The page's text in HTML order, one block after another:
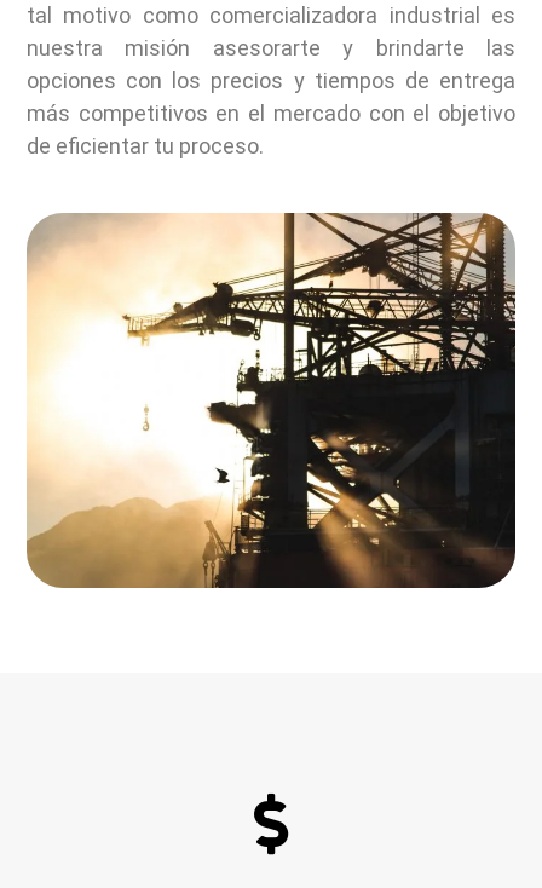
tal motivo como comercializadora industrial es
nuestra misión asesorarte y brindarte las
opciones con los precios y tiempos de entrega
más competitivos en el mercado con el objetivo
de eficientar tu proceso.